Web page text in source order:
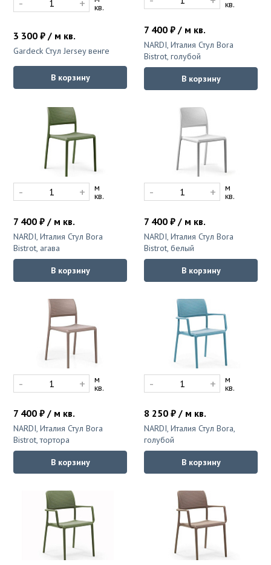
3 300 ₽ / м кв.
Gardeck Стул Jersey венге
кв.
В корзину
7 400 ₽ / м кв.
NARDI, Италия Стул Bora
Bistrot, голубой
кв.
В корзину
7 400 ₽ / м кв.
NARDI, Италия Стул Bora
Bistrot, агава
- + м
кв.
В корзину
7 400 ₽ / м кв.
NARDI, Италия Стул Bora
Bistrot, белый
- + м
кв.
В корзину
7 400 ₽ / м кв.
NARDI, Италия Стул Bora
Bistrot, тортора
- + м
кв.
В корзину
8 250 ₽ / м кв.
NARDI, Италия Стул Bora,
голубой
- + м
кв.
В корзину